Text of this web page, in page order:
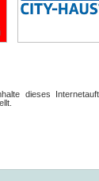
dieses